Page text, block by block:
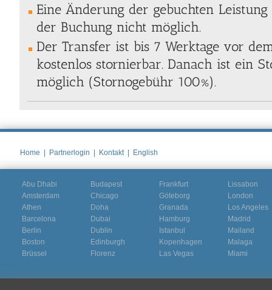
Eine Änderung der gebuchten
der Buchung nicht möglich.
Der Transfer ist bis 7 Werktage vor
kostenlos stornierbar. Danach ist ein
möglich (Stornogebühr 100%).
Home | Partnerlogin | Kontakt | English
Abu Dhabi
Amsterdam
Athen
Barcelona
Berlin
Boston
Brüssel
Budapest
Chicago
Doha
Dubai
Dublin
Edinburgh
Florenz
Frankfurt
Göteborg
Granada
Hamburg
Istanbul
Kopenhagen
Las Vegas
Lissabon
London
Los Angeles
Madrid
Mailand
Malaga
Miami